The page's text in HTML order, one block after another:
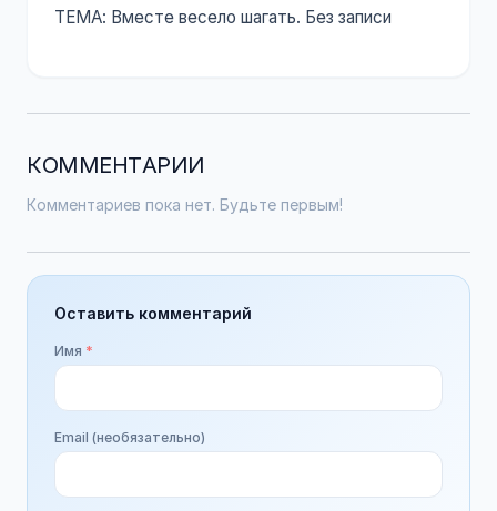
ТЕМА: Вместе весело шагать. Без записи
КОММЕНТАРИИ
Комментариев пока нет. Будьте первым!
Оставить комментарий
Имя *
Email (необязательно)